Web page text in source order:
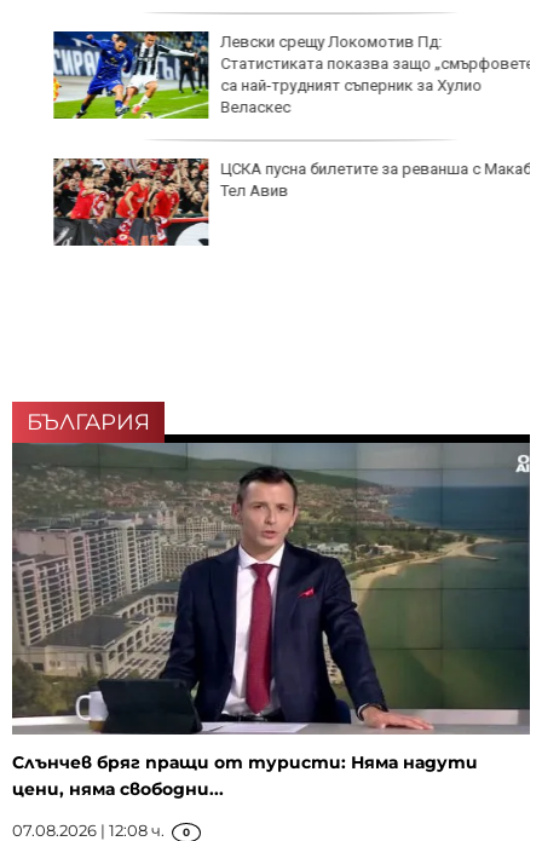
Левски срещу Локомотив Пд:
Статистиката показва защо „смърфовете“
са най-трудният съперник за Хулио
Веласкес
ЦСКА пусна билетите за реванша с Макаби
Тел Авив
БЪЛГАРИЯ
Слънчев бряг пращи от туристи: Няма надути
цени, няма свободни...
07.08.2026 | 12:08 ч. 0